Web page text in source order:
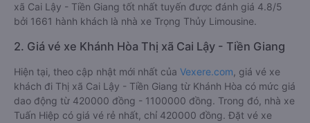
xã Cai Lậy - Tiền Giang tốt nhất tuyến được đánh giá 4.8/5
bởi 1661 hành khách là nhà xe Trọng Thủy Limousine.
2. Giá vé xe Khánh Hòa Thị xã Cai Lậy - Tiền Giang
Hiện tại, theo cập nhật mới nhất của Vexere.com , giá vé xe
khách đi Thị xã Cai Lậy - Tiền Giang từ Khánh Hòa có mức giá
dao động từ 420000 đồng - 1100000 đồng. Trong đó, nhà xe
Tuấn Hiệp có giá vé rẻ nhất, chỉ 420000 đồng. Đặt vé xe